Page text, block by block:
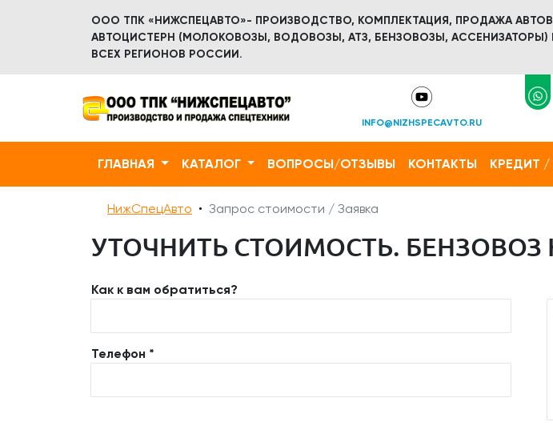
ООО ТПК «НИЖСПЕЦАВТО»- ПРОИЗВОДСТВО, КОМПЛЕКТАЦИЯ, ПРОДАЖА
АВТОЦИСТЕРН (МОЛОКОВОЗЫ, ВОДОВОЗЫ, АТЗ, БЕНЗОВОЗЫ, АССЕНИЗАТОРЫ)
ВСЕХ РЕГИОНОВ РОССИИ.
INFO@NIZHSPECAVTO.RU
ГЛАВНАЯ КАТАЛОГ ВОПРОСЫ/ОТЗЫВЫ КОНТАКТЫ КРЕДИТ /
НижСпецАвто Запрос стоимости / Заявка
УТОЧНИТЬ СТОИМОСТЬ. БЕНЗОВОЗ
Как к вам обратиться?
Телефон *